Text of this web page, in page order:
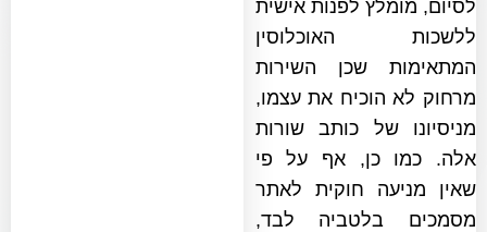
לסיום, מומלץ לפנות אישית
ללשכות האוכלוסין
המתאימות שכן השירות
מרחוק לא הוכיח את עצמו,
מניסיונו של כותב שורות
אלה. כמו כן, אף על פי
שאין מניעה חוקית לאתר
מסמכים בלטביה לבד,